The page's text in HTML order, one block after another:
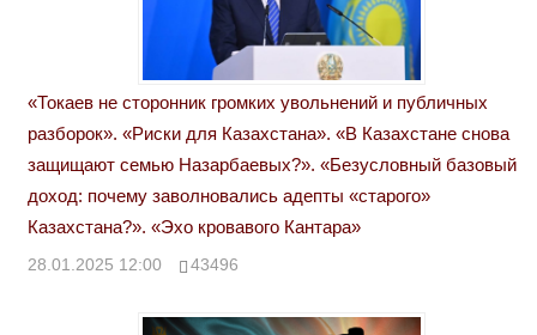
«Токаев не сторонник громких увольнений и публичных
разборок». «Риски для Казахстана». «В Казахстане снова
защищают семью Назарбаевых?». «Безусловный базовый
доход: почему заволновались адепты «старого»
Казахстана?». «Эхо кровавого Кантара»
28.01.2025 12:00 43496